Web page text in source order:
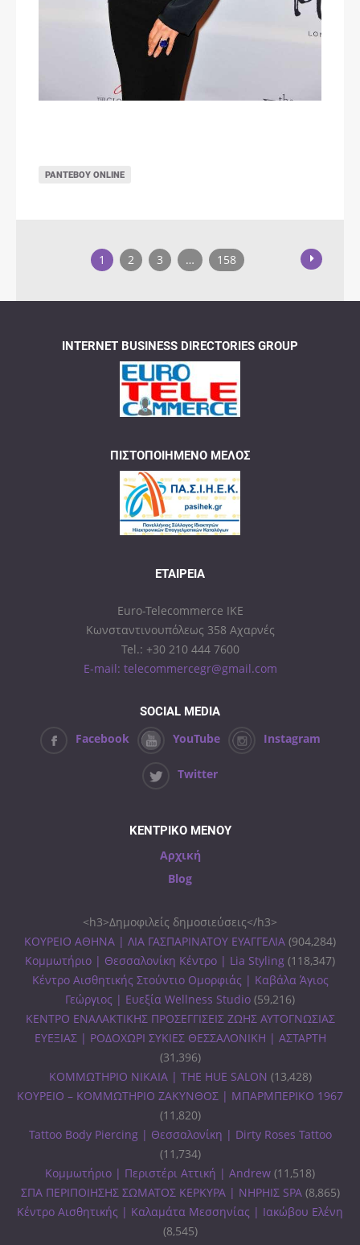
ΡΑΝΤΕΒΟΎ ONLINE
1 2 3 … 158
INTERNET BUSINESS DIRECTORIES GROUP
ΠΙΣΤΟΠΟΙΗΜΈΝΟ ΜΈΛΟΣ
ΕΤΑΙΡΕΊΑ
Euro-Telecommerce IKE
Κωνσταντινουπόλεως 358 Αχαρνές
Tel.: +30 210 444 7600
E-mail: telecommercegr@gmail.com
SOCIAL MEDIA
Facebook YouTube Instagram
Twitter
ΚΕΝΤΡΙΚΟ ΜΕΝΟΥ
Αρχική
Blog
<h3>Δημοφιλείς δημοσιεύσεις</h3>
ΚΟΥΡΕΙΟ ΑΘΗΝΑ | ΛΙΑ ΓΑΣΠΑΡΙΝΑΤΟΥ ΕΥΑΓΓΕΛΙΑ (904,284)
Κομμωτήριο | Θεσσαλονίκη Κέντρο | Lia Styling (118,347)
Κέντρο Αισθητικής Στούντιο Ομορφιάς | Καβάλα Άγιος
Γεώργιος | Ευεξία Wellness Studio (59,216)
ΚΕΝΤΡΟ ΕΝΑΛΑΚΤΙΚΗΣ ΠΡΟΣΕΓΓΙΣΕΙΣ ΖΩΗΣ ΑΥΤΟΓΝΩΣΙΑΣ
ΕΥΕΞΙΑΣ | ΡΟΔΟΧΩΡΙ ΣΥΚΙΕΣ ΘΕΣΣΑΛΟΝΙΚΗ | ΑΣΤΑΡΤΗ
(31,396)
ΚΟΜΜΩΤΗΡΙΟ ΝΙΚΑΙΑ | THE HUE SALON (13,428)
ΚΟΥΡΕΙΟ – ΚΟΜΜΩΤΗΡΙΟ ΖΑΚΥΝΘΟΣ | ΜΠΑΡΜΠΕΡΙΚΟ 1967
(11,820)
Tattoo Body Piercing | Θεσσαλονίκη | Dirty Roses Tattoo
(11,734)
Κομμωτήριο | Περιστέρι Αττική | Andrew (11,518)
ΣΠΑ ΠΕΡΙΠΟΙΗΣΗΣ ΣΩΜΑΤΟΣ ΚΕΡΚΥΡΑ | ΝΗΡΗΙΣ SPA (8,865)
Κέντρο Αισθητικής | Καλαμάτα Μεσσηνίας | Ιακώβου Ελένη
(8,545)